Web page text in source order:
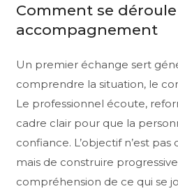
Comment se
accompagnement
Un premier échange sert
comprendre la situation, le
Le professionnel écoute,
cadre clair pour que la
confiance. L’objectif n’est
mais de construire
compréhension de ce qui se